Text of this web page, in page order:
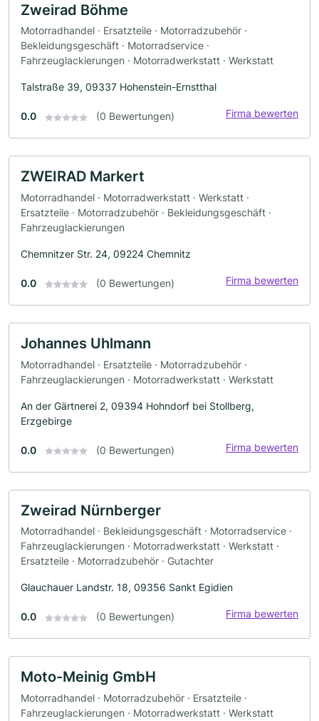
Zweirad Böhme
Motorradhandel · Ersatzteile · Motorradzubehör ·
Bekleidungsgeschäft · Motorradservice ·
Fahrzeuglackierungen · Motorradwerkstatt · Werkstatt
Talstraße 39, 09337 Hohenstein-Ernstthal
0.0 (0 Bewertungen) Firma bewerten
ZWEIRAD Markert
Motorradhandel · Motorradwerkstatt · Werkstatt ·
Ersatzteile · Motorradzubehör · Bekleidungsgeschäft ·
Fahrzeuglackierungen
Chemnitzer Str. 24, 09224 Chemnitz
0.0 (0 Bewertungen) Firma bewerten
Johannes Uhlmann
Motorradhandel · Ersatzteile · Motorradzubehör ·
Fahrzeuglackierungen · Motorradwerkstatt · Werkstatt
An der Gärtnerei 2, 09394 Hohndorf bei Stollberg,
Erzgebirge
0.0 (0 Bewertungen) Firma bewerten
Zweirad Nürnberger
Motorradhandel · Bekleidungsgeschäft · Motorradservice ·
Fahrzeuglackierungen · Motorradwerkstatt · Werkstatt ·
Ersatzteile · Motorradzubehör · Gutachter
Glauchauer Landstr. 18, 09356 Sankt Egidien
0.0 (0 Bewertungen) Firma bewerten
Moto-Meinig GmbH
Motorradhandel · Motorradzubehör · Ersatzteile ·
Fahrzeuglackierungen · Motorradwerkstatt · Werkstatt